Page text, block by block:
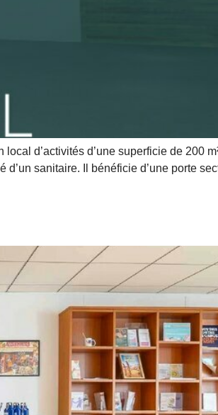
d’activités d’une superficie de 200
d’un sanitaire. Il bénéficie d’une porte